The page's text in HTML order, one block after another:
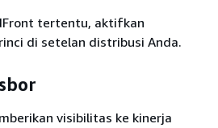
tertentu, aktifkan
di setelan distribusi Anda.
visibilitas ke kinerja